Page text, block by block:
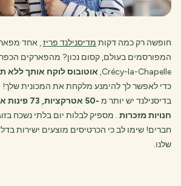
חופשה רק כמה דקות מדיסנילנד פריז, אחד
המפורסמים בעולם, קסום נכון? מהפארקים
Crécy-la-Chapelle, אוטובוס לוקח אותך ללא
כדי לאפשר לך להימנע מלקחת את המכונית
בדיסנילנד יש יותר מ
חנויות מזכרות . מספיק לבלות יום בלתי נשכח
חברים! שימו לב כי הכרטיסים מוצעים ישירות
שלנו.